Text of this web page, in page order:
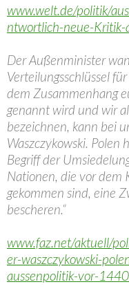
www.welt.de/politik/
ntwortlich-neue-
Der Außenminister
Verteilungsschlüssel
dem Zusammenhang
genannt wird und wir
bezeichnen, kann bei
Waszczykowski. Polen
Begriff der
Nationen, die vor dem
gekommen sind, eine
bescheren.“
www.faz.net/aktuell/
er-waszczykowski-
aussenpolitik-vor-